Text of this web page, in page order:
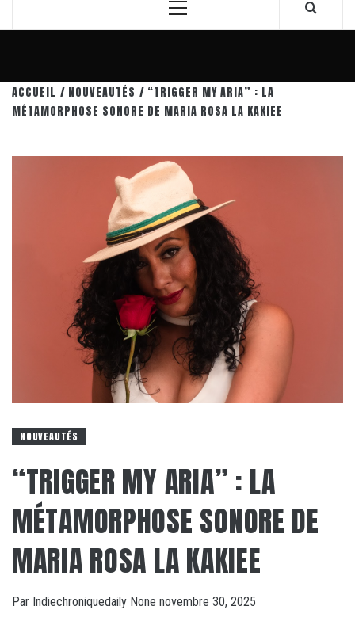
Menu
ACCUEIL NOUVEAUTÉS
“TRIGGER MY ARIA” : LA
MÉTAMORPHOSE SONORE DE MARIA ROSA LA KAKIEE
NOUVEAUTÉS
“TRIGGER MY ARIA” : LA
MÉTAMORPHOSE SONORE DE
MARIA ROSA LA KAKIEE
Par Indiechroniquedaily None novembre 30, 2025